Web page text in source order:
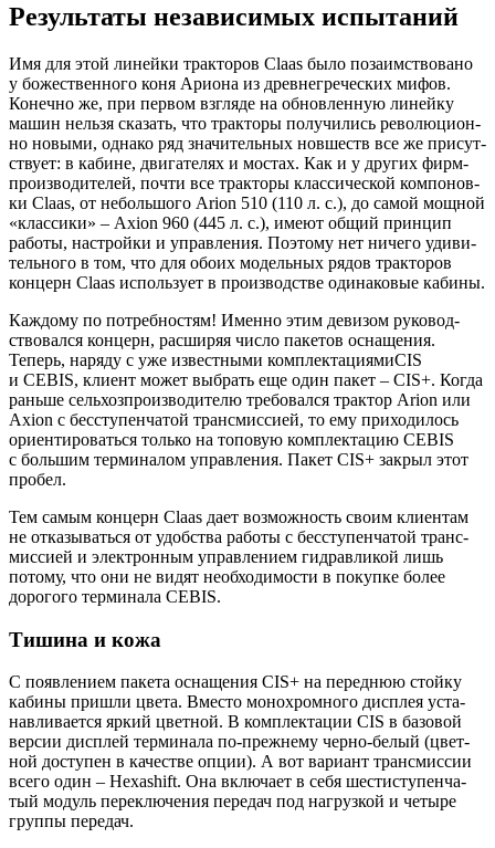
Результаты независимых испытаний
Имя для этой линей­ки трак­то­ров Claas было поза­им­ство­ва­но
у боже­ствен­но­го коня Ари­о­на из древ­не­гре­че­ских мифов.
Конеч­но же, при пер­вом взгля­де на обнов­лен­ную линей­ку
машин нель­зя ска­зать, что трак­то­ры полу­чи­лись рево­лю­ци­он­
но новы­ми, одна­ко ряд зна­чи­тель­ных нов­шеств все же при­сут­
ству­ет: в кабине, дви­га­те­лях и мостах. Как и у дру­гих фирм-
про­из­во­ди­те­лей, почти все трак­то­ры клас­си­че­ской ком­по­нов­
ки Claas, от неболь­шо­го Arion 510 (110 л. с.), до самой мощ­ной
«клас­си­ки» – Axion 960 (445 л. с.), име­ют общий прин­цип
рабо­ты, настрой­ки и управ­ле­ния. Поэто­му нет ниче­го уди­ви­
тель­но­го в том, что для обо­их модель­ных рядов трак­то­ров
кон­церн Claas исполь­зу­ет в про­из­вод­стве оди­на­ко­вые кабины.
Каж­до­му по потреб­но­стям! Имен­но этим деви­зом руко­вод­
ство­вал­ся кон­церн, рас­ши­ряя чис­ло паке­тов осна­ще­ния.
Теперь, наря­ду с уже извест­ны­ми ком­плек­та­ци­я­миCIS
и СEBIS, кли­ент может выбрать еще один пакет – СIS+. Когда
рань­ше сель­хоз­про­из­во­ди­те­лю тре­бо­вал­ся трак­тор Arion или
Axion c бес­сту­пен­ча­той транс­мис­си­ей, то ему при­хо­ди­лось
ори­ен­ти­ро­вать­ся толь­ко на топо­вую ком­плек­та­цию CEBIS
c боль­шим тер­ми­на­лом управ­ле­ния. Пакет CIS+ закрыл этот
пробел.
Тем самым кон­церн Claas дает воз­мож­ность сво­им кли­ен­там
не отка­зы­вать­ся от удоб­ства рабо­ты с бес­сту­пен­ча­той транс­
мис­си­ей и элек­трон­ным управ­ле­ни­ем гид­рав­ли­кой лишь
пото­му, что они не видят необ­хо­ди­мо­сти в покуп­ке более
доро­го­го тер­ми­на­ла CEBIS.
Тишина и кожа
С появ­ле­ни­ем паке­та осна­ще­ния CIS+ на перед­нюю стой­ку
каби­ны при­шли цве­та. Вме­сто моно­хром­но­го дис­плея уста­
нав­ли­ва­ет­ся яркий цвет­ной. В ком­плек­та­ции CIS в базо­вой
вер­сии дис­плей тер­ми­на­ла по-преж­не­му чер­но-белый (цвет­
ной досту­пен в каче­стве опции). А вот вари­ант транс­мис­сии
все­го один – Hexashift. Она вклю­ча­ет в себя шести­сту­пен­ча­
тый модуль пере­клю­че­ния пере­дач под нагруз­кой и четы­ре
груп­пы передач.